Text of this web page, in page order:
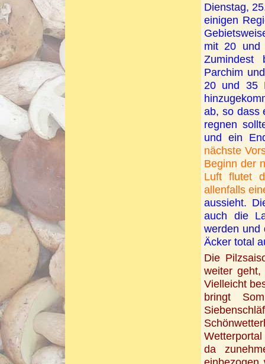
Dienstag,
einigen
mit 20 und
Zumindest
Parchim
20 und 35
ab, so dass
regnen
und ein
nächste
Beginn der
Luft flutet
allenfalls
aussieht.
auch die
werden und
Äcker total
Die
weiter geht,
Vielleicht
bringt
da